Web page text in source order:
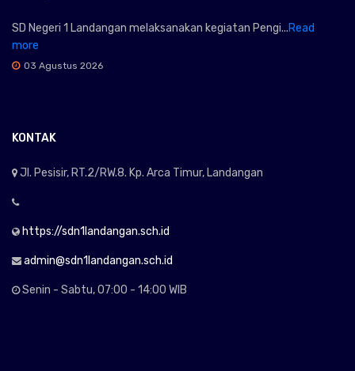
SD Negeri 1 Landangan melaksanakan kegiatan Pengi...Read
more
03 Agustus 2026
KONTAK
Jl. Pesisir, RT.2/RW.8. Kp. Arca Timur, Landangan
https://sdn1landangan.sch.id
admin@sdn1landangan.sch.id
Senin - Sabtu, 07:00 - 14:00 WIB